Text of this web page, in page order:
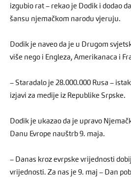
izgubio rat – rekao je Dodik i dodao
šansu njemačkom narodu vjeruju.
Dodik je naveo da je u Drugom
više nego i Engleza, Amerikanaca i
– Staradalo je 28.000.000 Rusa –
izjavi za medije iz Republike Srpske.
Dodik je ukazao da je upravo
Danu Evrope nauštrb 9. maja.
– Danas kroz evrpske vrijednosti
vrijednosti. Za nas je 9. maj – Dan